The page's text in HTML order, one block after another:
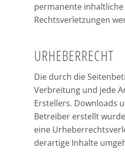
permanente
Rechtsverletzungen
URHEBERRECHT
Die durch die
Verbreitung und jede
Erstellers. Downloads
Betreiber erstellt
eine
derartige Inhalte